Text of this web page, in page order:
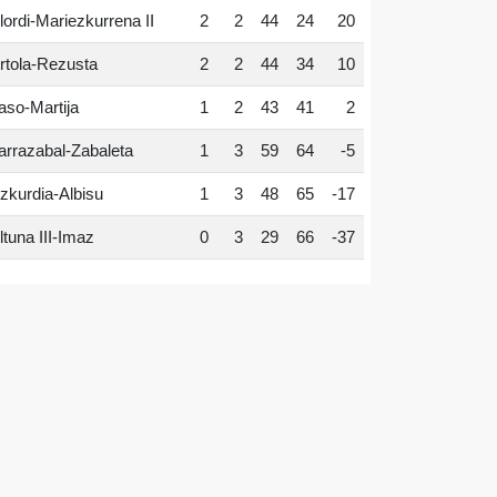
Mariezkurrena II 2 2 44 24 20
Rezusta 2 2 44 34 10
Martija 1 2 43 41 2
Zabaleta 1 3 59 64 -5
Albisu 1 3 48 65 -17
III-Imaz 0 3 29 66 -37